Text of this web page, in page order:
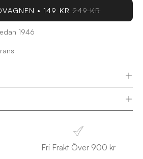
149 KR 249 KR
1946
Fri Frakt Över 900 kr